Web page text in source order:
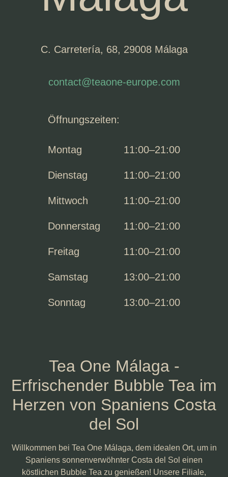
entsperren
C. Carretería, 68, 29008 Málaga
contact@teaone-europe.com
Öffnungszeiten:
Montag 11:00–21:00
Dienstag 11:00–21:00
Mittwoch 11:00–21:00
Donnerstag 11:00–21:00
Freitag 11:00–21:00
Samstag 13:00–21:00
Sonntag 13:00–21:00
Tea One Málaga -
Erfrischender Bubble Tea im
Herzen von Spaniens Costa
del Sol
Willkommen bei Tea One Málaga, dem idealen Ort, um in
Spaniens sonnenverwöhnter Costa del Sol einen
köstlichen Bubble Tea zu genießen! Unsere Filiale,